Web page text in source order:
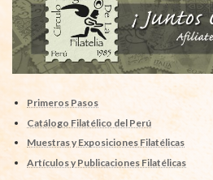
Primeros Pasos
Catálogo Filatélico del Perú
Muestras y Exposiciones Filatélicas
Artículos y Publicaciones Filatélicas